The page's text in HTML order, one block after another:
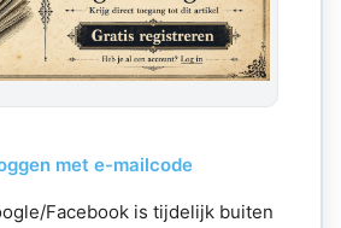
met e-mailcode
Facebook is tijdelijk buiten